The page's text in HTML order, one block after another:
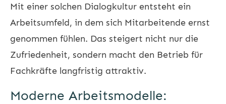
Mit einer solchen Dialogkultur entsteht ein
Arbeitsumfeld, in dem sich Mitarbeitende ernst
genommen fühlen. Das steigert nicht nur die
Zufriedenheit, sondern macht den Betrieb für
Fachkräfte langfristig attraktiv.
Moderne Arbeitsmodelle: